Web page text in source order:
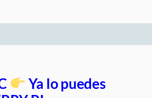
Ya lo puedes